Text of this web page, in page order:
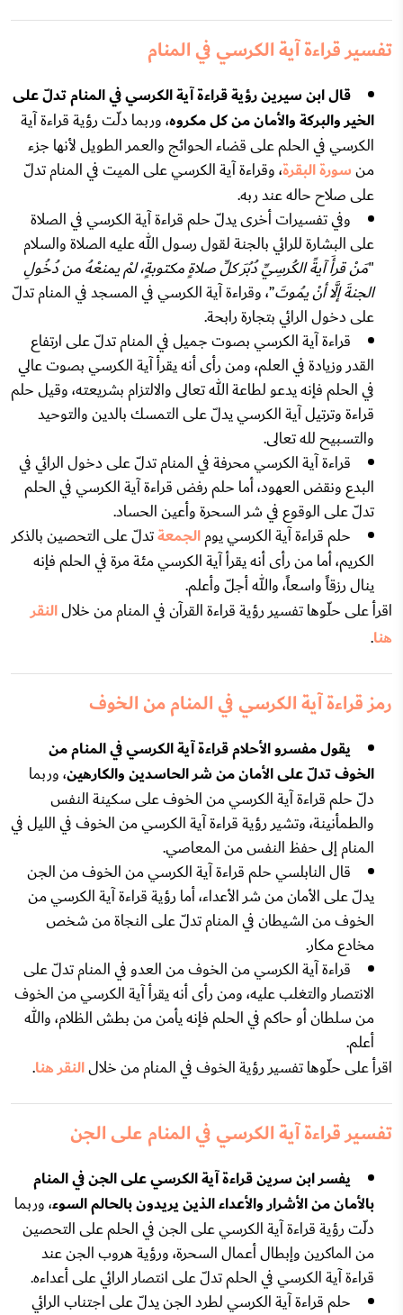
تفسير قراءة آية الكرسي في المنام
قال ابن سيرين رؤية قراءة آية الكرسي في المنام تدلّ على
الخير والبركة والأمان من كل مكروه، وربما دلّت رؤية قراءة آية
الكرسي في الحلم على قضاء الحوائج والعمر الطويل لأنها جزء
منسورة البقرة، وقراءة آية الكرسي على الميت في المنام تدلّ
على صلاح حاله عند ربه.
وفي تفسيرات أخرى يدلّ حلم قراءة آية الكرسي في الصلاة
على البشارة للرائي بالجنة لقول رسول الله عليه الصلاة والسلام
"مَنْ قرأَ آيةً الكُرسِيِّ دُبُرَ كلِّ صلاةٍ مكتوبةٍ، لمْ يمنعْهُ من دُخُولِ
الجنةَ إلَّا أنْ يمُوتَ”، وقراءة آية الكرسي في المسجد في المنام تدلّ
على دخول الرائي بتجارة رابحة.
قراءة آية الكرسي بصوت جميل في المنام تدلّ على ارتفاع
القدر وزيادة في العلم، ومن رأى أنه يقرأ آية الكرسي بصوت عالي
في الحلم فإنه يدعو لطاعة الله تعالى والالتزام بشريعته، وقيل حلم
قراءة وترتيل آية الكرسي يدلّ على التمسك بالدين والتوحيد
والتسبيح لله تعالى.
قراءة آية الكرسي محرفة في المنام تدلّ على دخول الرائي في
البدع ونقض العهود، أما حلم رفض قراءة آية الكرسي في الحلم
تدلّ على الوقوع في شر السحرة وأعين الحساد.
حلم قراءة آية الكرسي يومالجمعةتدلّ على التحصين بالذكر
الكريم، أما من رأى أنه يقرأ آية الكرسي مئة مرة في الحلم فإنه
ينال رزقاً واسعاً، والله أجلّ وأعلم.
اقرأ على حلّوها تفسير رؤية قراءة القرآن في المنام من خلالالنقر
هنا.
رمز قراءة آية الكرسي في المنام من الخوف
يقول مفسرو الأحلام قراءة آية الكرسي في المنام من
الخوف تدلّ على الأمان من شر الحاسدين والكارهين، وربما
دلّ حلم قراءة آية الكرسي من الخوف على سكينة النفس
والطمأنينة، وتشير رؤية قراءة آية الكرسي من الخوف في الليل في
المنام إلى حفظ النفس من المعاصي.
قال النابلسي حلم قراءة آية الكرسي من الخوف من الجن
يدلّ على الأمان من شر الأعداء، أما رؤية قراءة آية الكرسي من
الخوف من الشيطان في المنام تدلّ على النجاة من شخص
مخادع مكار.
قراءة آية الكرسي من الخوف من العدو في المنام تدلّ على
الانتصار والتغلب عليه، ومن رأى أنه يقرأ آية الكرسي من الخوف
من سلطان أو حاكم في الحلم فإنه يأمن من بطش الظلام، والله
أعلم.
اقرأ على حلّوها تفسير رؤية الخوف في المنام من خلالالنقر هنا.
تفسير قراءة آية الكرسي في المنام على الجن
يفسر ابن سرين قراءة آية الكرسي على الجن في المنام
بالأمان من الأشرار والأعداء الذين يريدون بالحالم السوء، وربما
دلّت رؤية قراءة آية الكرسي على الجن في الحلم على التحصين
من الماكرين وإبطال أعمال السحرة، ورؤية هروب الجن عند
قراءة آية الكرسي في الحلم تدلّ على انتصار الرائي على أعداءه.
حلم قراءة آية الكرسي لطرد الجن يدلّ على اجتناب الرائي